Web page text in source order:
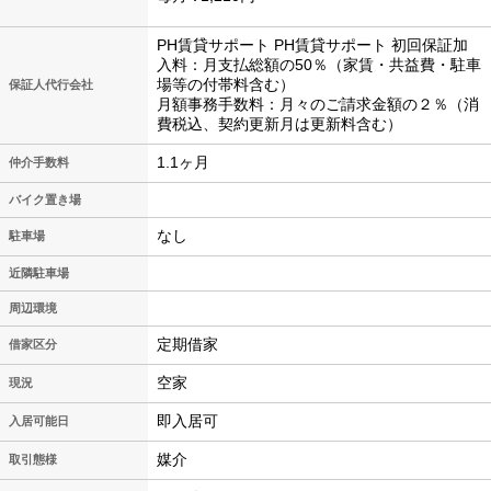
保証人代行会社
PH賃貸サポート PH賃貸サポート 初回保証加
入料：月支払総額の50％（家賃・共益費・駐車
場等の付帯料含む）
月額事務手数料：月々のご請求金額の２％（消
費税込、契約更新月は更新料含む）
仲介手数料 1.1ヶ月
バイク置き場
駐車場 なし
近隣駐車場
周辺環境
借家区分 定期借家
現況 空家
入居可能日 即入居可
取引態様 媒介